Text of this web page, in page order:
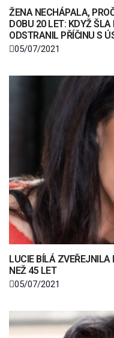
ŽENA NECHÁPALA,
DOBU 20 LET: KDYŽ
ODSTRANIL PŘÍČINU S
05/07/2021
LUCIE BÍLÁ
NEŽ 45 LET
05/07/2021